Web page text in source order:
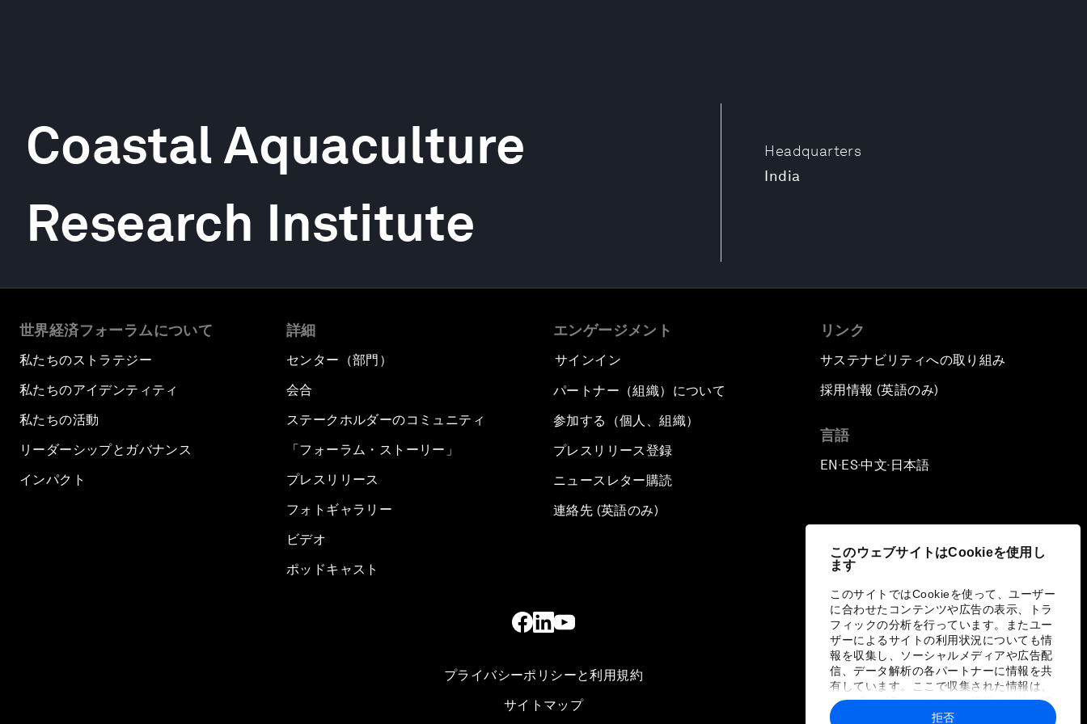
このウェブサイトはCookieを使用し
ます
このサイトではCookieを使って、ユーザー
に合わせたコンテンツや広告の表示、トラ
フィックの分析を行っています。またユー
ザーによるサイトの利用状況についても情
報を収集し、ソーシャルメディアや広告配
信、データ解析の各パートナーに情報を共
有しています。ここで収集された情報は、
ユーザーが各パートナーに提供した他の情
報や各パートナーのサービスを使用した際
拒否
Headquarters
India
Coastal Aquaculture
Research Institute
世界経済フォーラムについて
私たちのストラテジー
私たちのアイデンティティ
私たちの活動
リーダーシップとガバナンス
インパクト
詳細
センター（部門）
会合
ステークホルダーのコミュニティ
「フォーラム・ストーリー」
プレスリリース
フォトギャラリー
ビデオ
ポッドキャスト
エンゲージメント
サインイン
パートナー（組織）について
参加する（個人、組織）
プレスリリース登録
ニュースレター購読
連絡先 (英語のみ)
リンク
サステナビリティへの取り組み
採用情報 (英語のみ)
言語
EN ▪ES▪中文▪ 日本語
プライバシーポリシーと利用規約
サイトマップ